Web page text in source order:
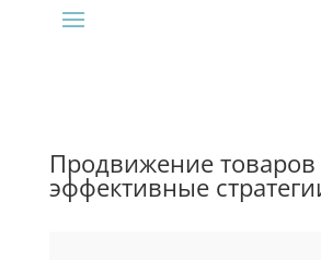
Продвижение товаров
эффективные